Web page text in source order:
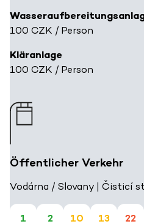
100 CZK / Person
Kläranlage
100 CZK / Person
Öffentlicher Verkehr
Vodárna / Slovany | Čisticí
1 2 10 13 22